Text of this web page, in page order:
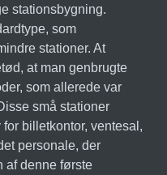
stationsbygning.
som
stationer. At
at man genbrugte
som allerede var
små stationer
billetkontor, ventesal,
personale, der
af denne første